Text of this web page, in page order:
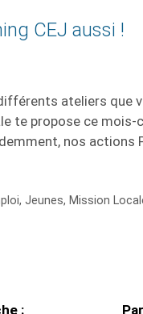
CEJ aussi !
ateliers que
te propose ce
nos actions
, Jeunes, Mission
: